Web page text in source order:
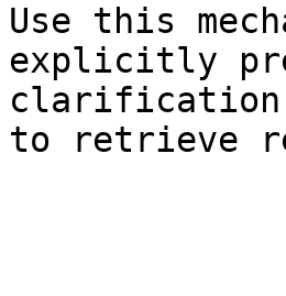
Use this
explicitly
clarification